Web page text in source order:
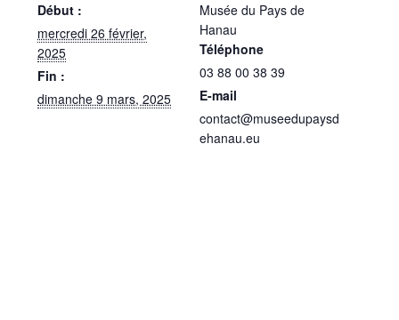
Début :
mercredi 26 février,
2025
Fin :
dimanche 9 mars, 2025
Musée du Pays de
Hanau
Téléphone
03 88 00 38 39
E-mail
contact@museedupaysd
ehanau.eu